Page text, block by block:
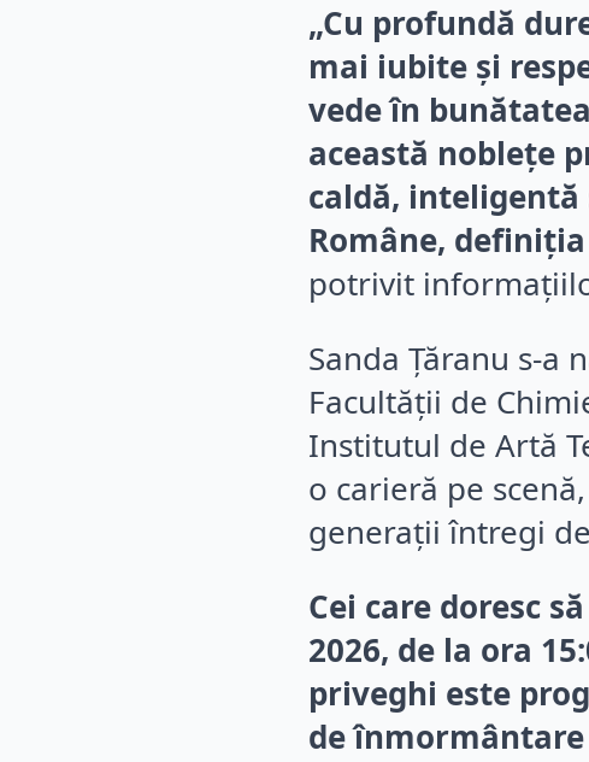
„Cu profundă
mai iubite și
vede în
această noblețe
caldă, inteligentă
Române,
potrivit
Sanda Țăranu s-a
Facultății de
Institutul de Artă
o carieră pe
generații întregi
Cei care doresc
2026, de la ora
priveghi este
de înmormântare